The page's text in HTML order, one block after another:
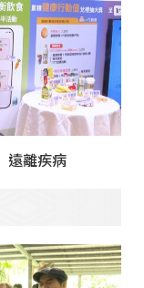
遠離疾病